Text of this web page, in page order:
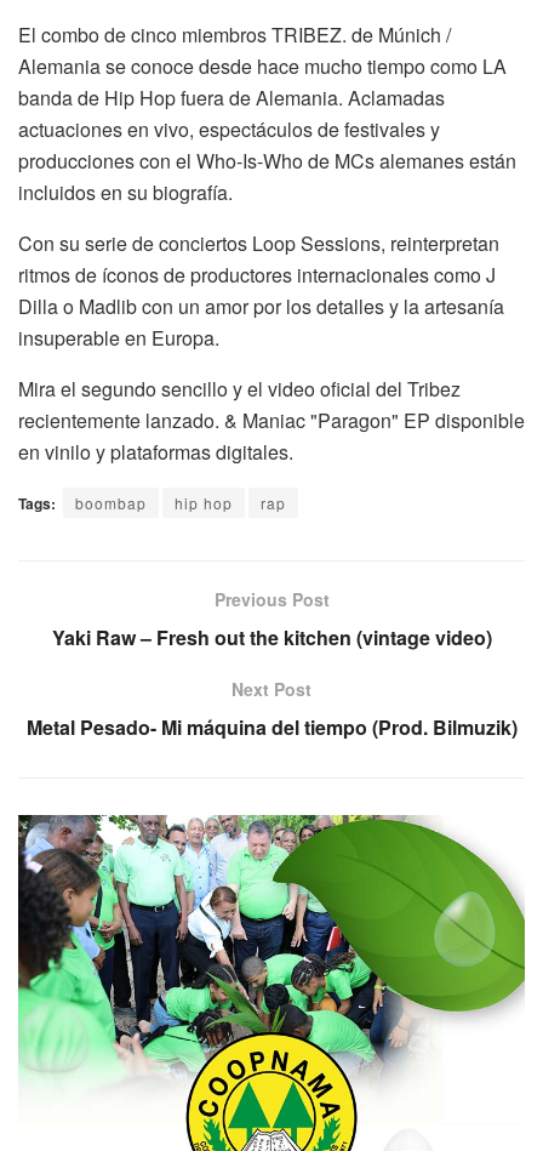
El combo de cinco miembros TRIBEZ. de Múnich /
Alemania se conoce desde hace mucho tiempo como LA
banda de Hip Hop fuera de Alemania. Aclamadas
actuaciones en vivo, espectáculos de festivales y
producciones con el Who-Is-Who de MCs alemanes están
incluidos en su biografía.
Con su serie de conciertos Loop Sessions, reinterpretan
ritmos de íconos de productores internacionales como J
Dilla o Madlib con un amor por los detalles y la artesanía
insuperable en Europa.
Mira el segundo sencillo y el video oficial del Tribez
recientemente lanzado. & Maniac "Paragon" EP disponible
en vinilo y plataformas digitales.
Tags: boombap hip hop rap
Previous Post
Yaki Raw – Fresh out the kitchen (vintage video)
Next Post
Metal Pesado- Mi máquina del tiempo (Prod. Bilmuzik)